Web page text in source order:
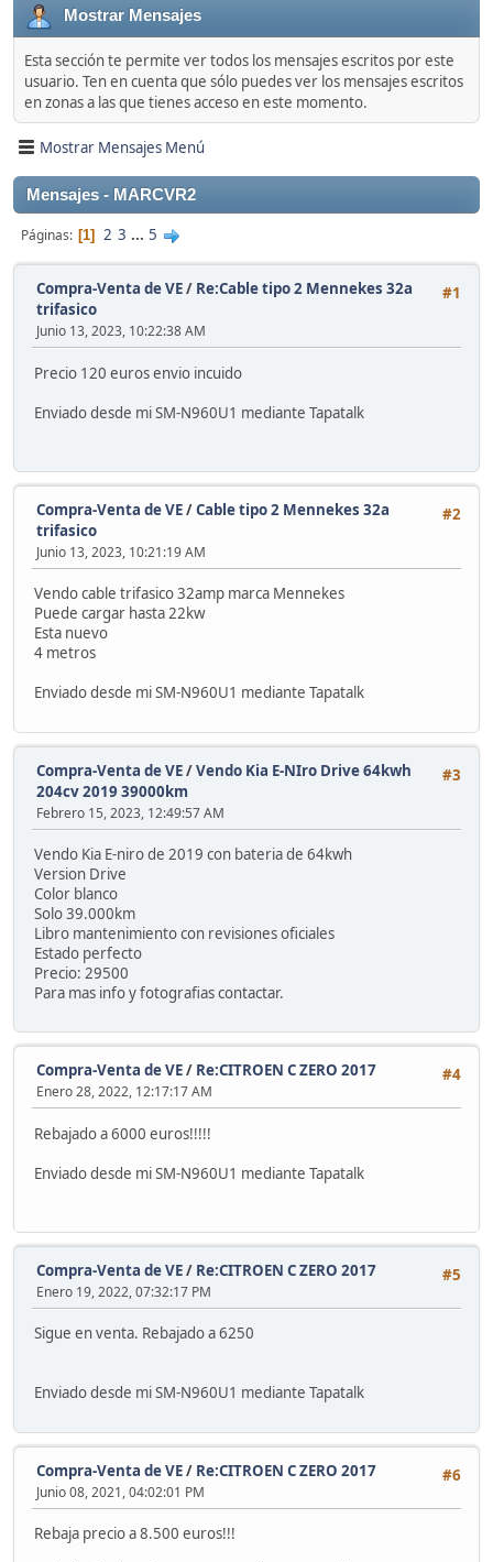
Mostrar Mensajes
Esta sección te permite ver todos los mensajes escritos por este
usuario. Ten en cuenta que sólo puedes ver los mensajes escritos
en zonas a las que tienes acceso en este momento.
Mostrar Mensajes Menú
Mensajes - MARCVR2
Páginas 1 2 3 ... 5
#1
Compra-Venta de VE/ Re:Cable tipo 2 Mennekes 32a
trifasico
Junio 13, 2023, 10:22:38 AM
Precio 120 euros envio incuido
Enviado desde mi SM-N960U1 mediante Tapatalk
#2
Compra-Venta de VE/Cable tipo 2 Mennekes 32a
trifasico
Junio 13, 2023, 10:21:19 AM
Vendo cable trifasico 32amp marca Mennekes
Puede cargar hasta 22kw
Esta nuevo
4 metros
Enviado desde mi SM-N960U1 mediante Tapatalk
#3
Compra-Venta de VE/Vendo Kia E-NIro Drive 64kwh
204cv 2019 39000km
Febrero 15, 2023, 12:49:57 AM
Vendo Kia E-niro de 2019 con bateria de 64kwh
Version Drive
Color blanco
Solo 39.000km
Libro mantenimiento con revisiones oficiales
Estado perfecto
Precio: 29500
Para mas info y fotografias contactar.
#4
Compra-Venta de VE/ Re:CITROEN C ZERO 2017
Enero 28, 2022, 12:17:17 AM
Rebajado a 6000 euros!!!!!
Enviado desde mi SM-N960U1 mediante Tapatalk
#5
Compra-Venta de VE/ Re:CITROEN C ZERO 2017
Enero 19, 2022, 07:32:17 PM
Sigue en venta. Rebajado a 6250
Enviado desde mi SM-N960U1 mediante Tapatalk
#6
Compra-Venta de VE/ Re:CITROEN C ZERO 2017
Junio 08, 2021, 04:02:01 PM
Rebaja precio a 8.500 euros!!!